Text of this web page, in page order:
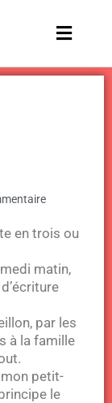
Main
en trois ou
matin,
par les
à la famille
petit-
le